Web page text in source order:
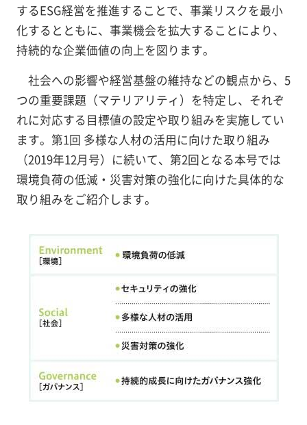
するESG経営を推進することで、事業リスクを最小
化するとともに、事業機会を拡大することにより、
持続的な企業価値の向上を図ります。
社会への影響や経営基盤の維持などの観点から、5
つの重要課題（マテリアリティ）を特定し、それぞ
れに対応する目標値の設定や取り組みを実施してい
ます。第1回 多様な人材の活用に向けた取り組み
（2019年12月号）に続いて、第2回となる本号では
環境負荷の低減・災害対策の強化に向けた具体的な
取り組みをご紹介します。